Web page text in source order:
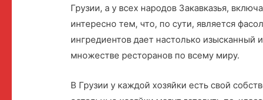
Грузии, а у всех народов Закавказья,
интересно тем, что, по сути, является
ингредиентов дает настолько изысканный
множестве ресторанов по всему миру.
В Грузии у каждой хозяйки есть свой